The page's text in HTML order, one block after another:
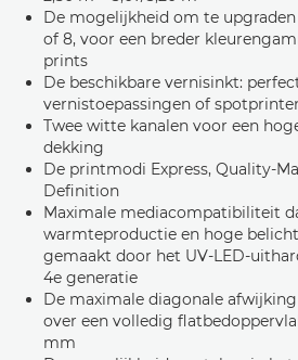
De mogelijkheid om te upgraden
of 8, voor een breder
prints
De beschikbare vernisinkt:
vernistoepassingen of
Twee witte kanalen voor een
dekking
De printmodi Express, Quality-
Definition
Maximale mediacompatibiliteit
warmteproductie en hoge
gemaakt door het UV-LED-
4e generatie
De maximale diagonale
over een volledig
mm